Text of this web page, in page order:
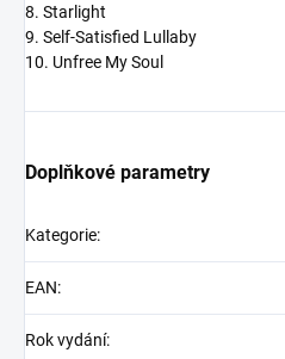
8. Starlight
9. Self-Satisfied Lullaby
10. Unfree My Soul
Doplňkové parametry
Kategorie:
EAN:
Rok vydání: